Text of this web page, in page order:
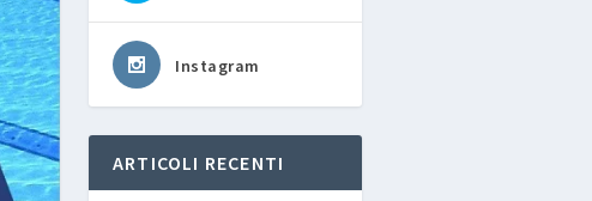
Instagram
ARTICOLI RECENTI